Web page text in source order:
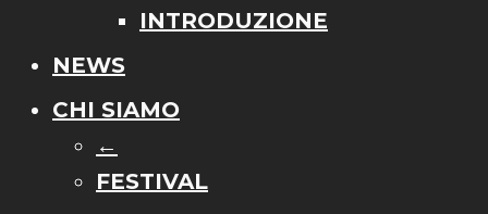
INTRODUZIONE
NEWS
CHI SIAMO
←
FESTIVAL